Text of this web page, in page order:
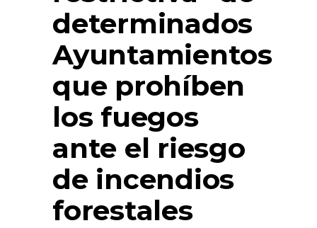
determinados
Ayuntamientos
que prohíben
los fuegos
ante el riesgo
de incendios
forestales